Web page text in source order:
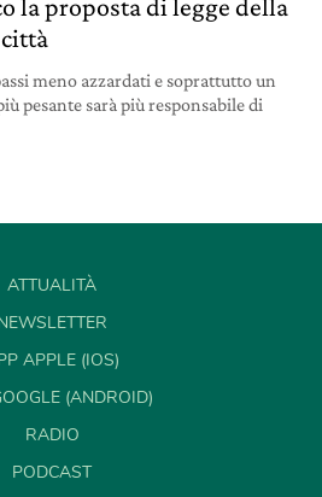
la proposta di legge della
meno azzardati e soprattutto un
pesante sarà più responsabile di
ATTUALITÀ
APPLE (IOS)
(ANDROID)
RADIO
PODCAST